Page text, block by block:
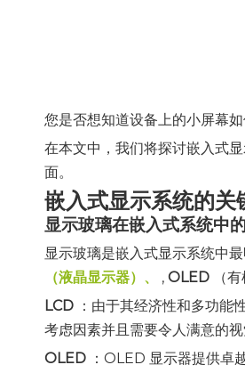
您是否想知道设备上的小屏幕
在本文中，我们将探讨嵌入式
面。
嵌入式显示系统的关
显示玻璃在嵌入式系统中
显示玻璃是嵌入式显示系统中
（液晶显示器）、 , OLED （
LCD ：由于其经济性和多功
考虑因素并且需要令人满意的视
OLED ：OLED 显示器提供卓